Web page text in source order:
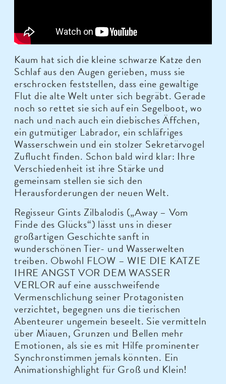
Kaum hat sich die kleine schwarze Katze den
Schlaf aus den Augen gerieben, muss sie
erschrocken feststellen, dass eine gewaltige
Flut die alte Welt unter sich begräbt. Gerade
noch so rettet sie sich auf ein Segelboot, wo
nach und nach auch ein diebisches Äffchen,
ein gutmütiger Labrador, ein schläfriges
Wasserschwein und ein stolzer Sekretärvogel
Zuflucht finden. Schon bald wird klar: Ihre
Verschiedenheit ist ihre Stärke und
gemeinsam stellen sie sich den
Herausforderungen der neuen Welt.
Regisseur Gints Zilbalodis („Away – Vom
Finde des Glücks“) lässt uns in dieser
großartigen Geschichte sanft in
wunderschönen Tier- und Wasserwelten
treiben. Obwohl FLOW – WIE DIE KATZE
IHRE ANGST VOR DEM WASSER
VERLOR auf eine ausschweifende
Vermenschlichung seiner Protagonisten
verzichtet, begegnen uns die tierischen
Abenteurer ungemein beseelt. Sie vermitteln
über Miauen, Grunzen und Bellen mehr
Emotionen, als sie es mit Hilfe prominenter
Synchronstimmen jemals könnten. Ein
Animationshighlight für Groß und Klein!